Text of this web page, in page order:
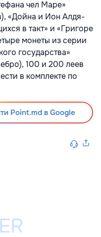
чел Маре»
«Дойна и Ион Алдя-
в такт» и «Григоре
монеты из серии
государства»
100 и 200 леев
в комплекте по
Point.md в Google